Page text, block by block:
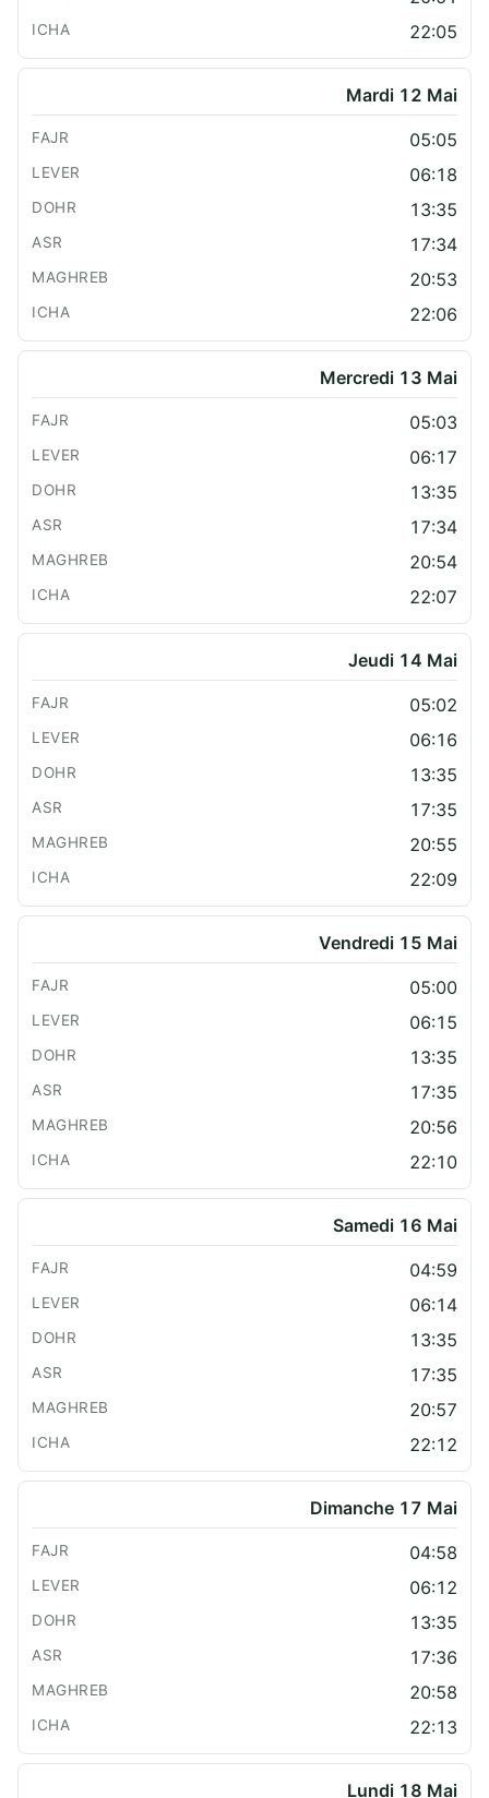
22:05
Mardi 12 Mai
05:05
06:18
13:35
17:34
20:53
22:06
Mercredi 13 Mai
05:03
06:17
13:35
17:34
20:54
22:07
Jeudi 14 Mai
05:02
06:16
13:35
17:35
20:55
22:09
Vendredi 15 Mai
05:00
06:15
13:35
17:35
20:56
22:10
Samedi 16 Mai
04:59
06:14
13:35
17:35
20:57
22:12
Dimanche 17 Mai
04:58
06:12
13:35
17:36
20:58
22:13
Lundi 18 Mai